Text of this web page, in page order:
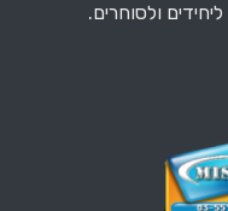
ולסוחרים.